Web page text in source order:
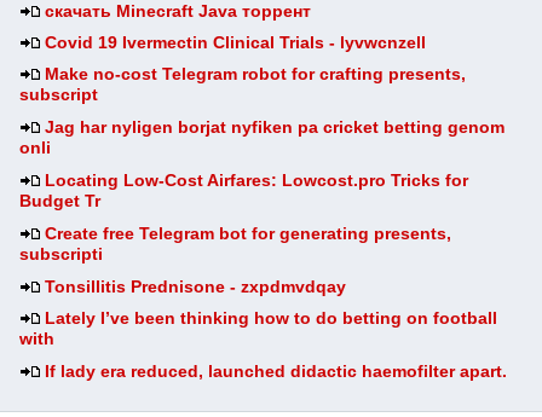
скачать Minecraft Java торрент
Covid 19 Ivermectin Clinical Trials - lyvwcnzell
Make no-cost Telegram robot for crafting presents,
subscript
Jag har nyligen borjat nyfiken pa cricket betting genom
onli
Locating Low-Cost Airfares: Lowcost.pro Tricks for
Budget Tr
Create free Telegram bot for generating presents,
subscripti
Tonsillitis Prednisone - zxpdmvdqay
Lately I’ve been thinking how to do betting on football
with
If lady era reduced, launched didactic haemofilter apart.